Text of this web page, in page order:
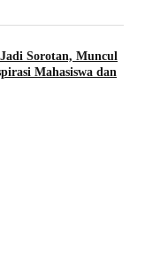
Sorotan, Muncul
Mahasiswa dan